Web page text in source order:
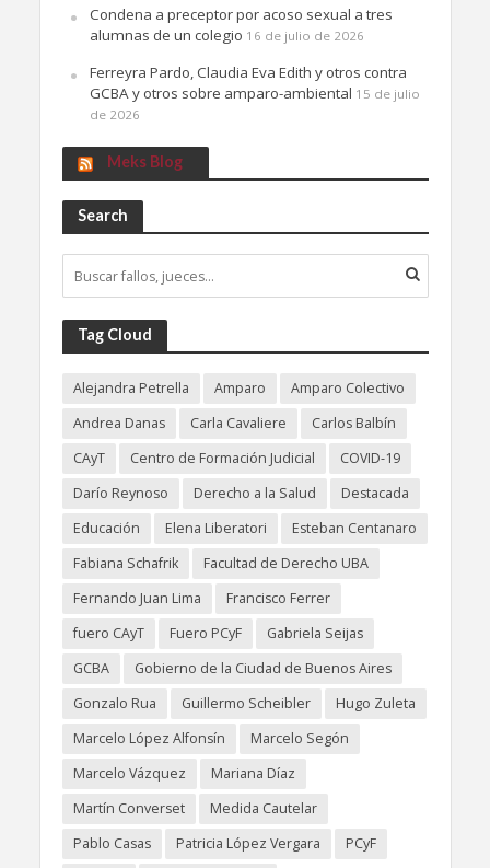
Condena a preceptor por acoso sexual a tres
alumnas de un colegio 16 de julio de 2026
Ferreyra Pardo, Claudia Eva Edith y otros contra
GCBA y otros sobre amparo-ambiental 15 de julio
de 2026
Meks Blog
Search
Tag Cloud
Alejandra Petrella Amparo
Amparo Colectivo
Andrea Danas
Carla Cavaliere
Carlos Balbín
CAyT
Centro de Formación Judicial
COVID-19
Darío Reynoso
Derecho a la Salud
Destacada
Educación
Elena Liberatori
Esteban Centanaro
Fabiana Schafrik
Facultad de Derecho UBA
Fernando Juan Lima
Francisco Ferrer
fuero CAyT
Fuero PCyF
Gabriela Seijas
GCBA
Gobierno de la Ciudad de Buenos Aires
Gonzalo Rua
Guillermo Scheibler
Hugo Zuleta
Marcelo López Alfonsín
Marcelo Segón
Marcelo Vázquez
Mariana Díaz
Martín Converset
Medida Cautelar
Pablo Casas
Patricia López Vergara
PCyF